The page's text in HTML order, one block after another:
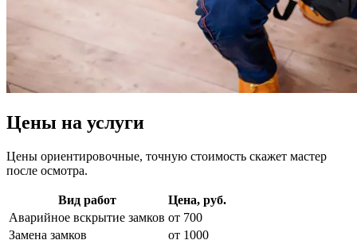
Цены на услуги
Цены ориентировочные, точную стоимость скажет мастер
после осмотра.
Вид работ
Цена, руб.
Аварийное вскрытие замков от 700
Замена замков
от 1000